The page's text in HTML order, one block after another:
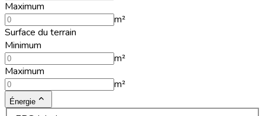
Maximum
m²
Surface du terrain
Minimum
m²
Maximum
m²
Énergie